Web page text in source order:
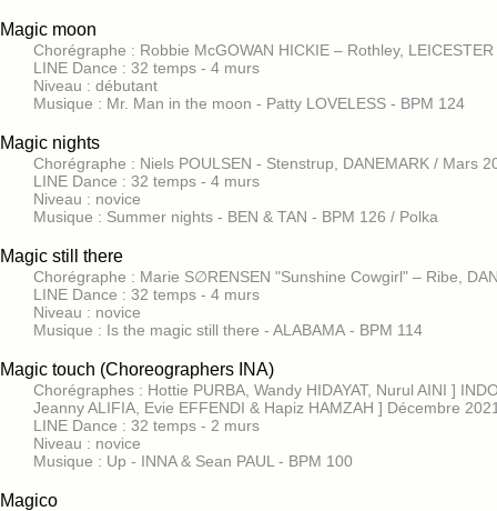
Magic moon
Chorégraphe : Robbie McGOWAN HICKIE – Rothley,
LINE Dance : 32 temps - 4 murs
Niveau : débutant
Musique : Mr. Man in the moon - Patty LOVELESS - BPM 124
Magic nights
Chorégraphe : Niels POULSEN - Stenstrup, DANEMARK / Mars
LINE Dance : 32 temps - 4 murs
Niveau : novice
Musique : Summer nights - BEN & TAN - BPM 126 / Polka
Magic still there
Chorégraphe : Marie S∅RENSEN "Sunshine Cowgirl" – Ribe,
LINE Dance : 32 temps - 4 murs
Niveau : novice
Musique : Is the magic still there - ALABAMA - BPM 114
Magic touch (Choreographers INA)
Chorégraphes : Hottie PURBA, Wandy HIDAYAT, Nurul AINI ]
Jeanny ALIFIA, Evie EFFENDI & Hapiz HAMZAH ] Décembre
LINE Dance : 32 temps - 2 murs
Niveau : novice
Musique : Up - INNA & Sean PAUL - BPM 100
Magico